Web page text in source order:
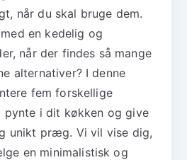
når du skal bruge dem.
en kedelig og
når der findes så mange
alternativer? I denne
fem forskellige
pynte i dit køkken og give
unikt præg. Vi vil vise dig,
en minimalistisk og